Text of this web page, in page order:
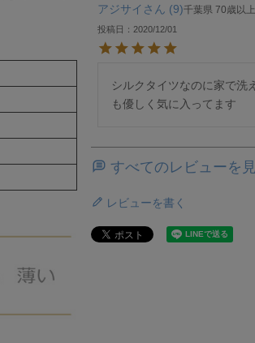
アジサイ 9 千葉県 70歳以上
投稿日 2020/12/01
シルクタイツなのに家で洗
も優しく気に入ってます
すべてのレビューを
レビューを書く